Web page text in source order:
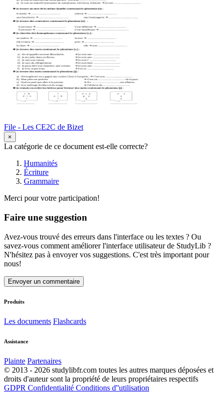
File - Les CE2C de Bizet
×
La catégorie de ce document est-elle correcte?
Humanités
Écriture
Grammaire
Merci pour votre participation!
Faire une suggestion
Avez-vous trouvé des erreurs dans l'interface ou les textes ? Ou
savez-vous comment améliorer l'interface utilisateur de StudyLib ?
N'hésitez pas à envoyer vos suggestions. C'est très important pour
nous!
Envoyer un commentaire
Produits
Les documents Flashcards
Assistance
Plainte Partenaires
© 2013 - 2026 studylibfr.com toutes les autres marques déposées et
droits d'auteur sont la propriété de leurs propriétaires respectifs
GDPR Confidentialité Conditions d''utilisation